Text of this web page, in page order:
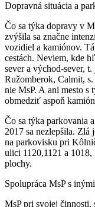
Dopravná situácia a
Čo sa týka dopravy v
zvýšila sa značne
vozidiel a kamiónov.
cestách. Neviem, kde
sever a východ-sever,
Ružomberok, Calmit,
nie MsP. A ani mesto s
obmedziť aspoň
Čo sa týka parkovania
2017 sa nezlepšila. Zlá
na parkovisku pri
ulici 1120,1121 a
plochy.
Spolupráca MsP s
MsP pri svojej činnosti,